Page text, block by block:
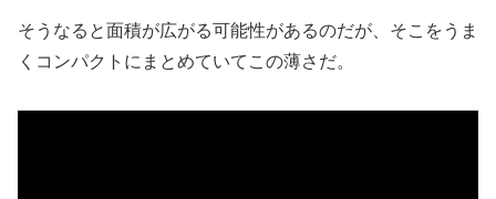
そうなると面積が広がる可能性があるのだが、そこをうま
くコンパクトにまとめていてこの薄さだ。